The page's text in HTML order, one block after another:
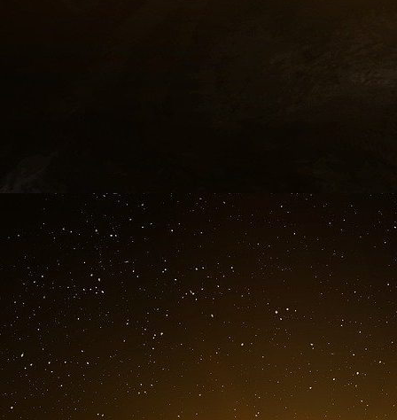
en fonctionnement en Limagne. Ils
fraîches par mois, soit environ sept tonnes de
Jean-Paul Vivier, agriculteur à Artonne, Puy
avril 2022
Dès le début du projet, Invers s’est
agriculteurs susceptibles d’accueillir des
pour l’alimentation des larves. La
Saint-Ignat), est en effet en mesure de
besoins nutritionnels des larves.
Le retour de l’élevage sur l’exploitation